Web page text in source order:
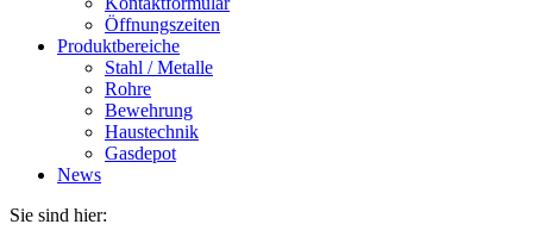
Öffnungszeiten
Produktbereiche
Stahl / Metalle
Rohre
Bewehrung
Haustechnik
Gasdepot
News
Sie sind hier: